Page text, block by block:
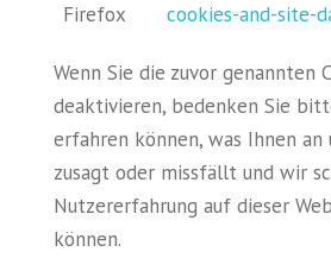
Firefox
cookies-and-site-
Wenn Sie die zuvor genannten
deaktivieren, bedenken Sie
erfahren können, was Ihnen an
zusagt oder missfällt und wir
Nutzererfahrung auf dieser
können.